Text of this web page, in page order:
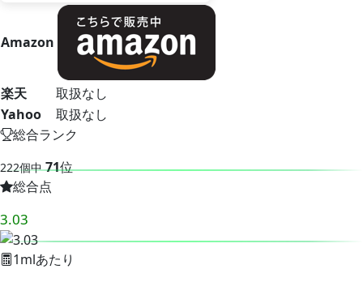
Amazon
楽天
取扱なし
Yahoo
取扱なし
総合ランク
222個中 71位
総合点
3.03
1mlあたり